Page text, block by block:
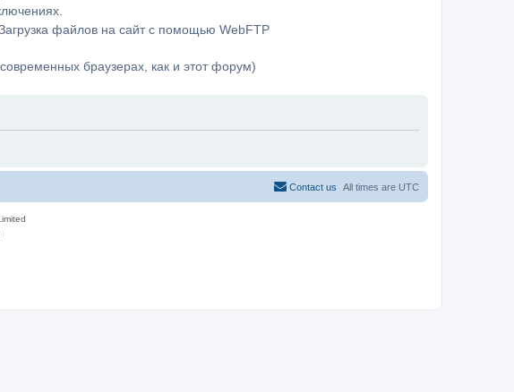
файлов на сайт с помощью WebFTP
браузерах, как и этот форум)
All times are UTC
Contact us